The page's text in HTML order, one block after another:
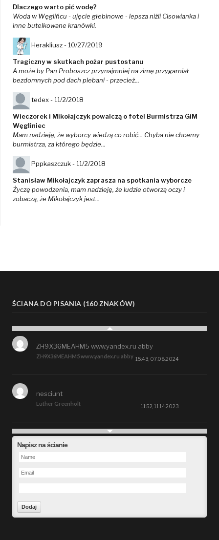
Dlaczego warto pić wodę?
Woda w Węglińcu - ujęcie głebinowe - lepsza niżli Cisowianka i
inne butelkowane kranówki.
Herakliusz - 10/27/2019
Tragiczny w skutkach pożar pustostanu
A może by Pan Proboszcz przynajmniej na zimę przygarniał
bezdomnych pod dach plebani - przecież...
tedex - 11/2/2018
Wieczorek i Mikołajczyk powalczą o fotel Burmistrza GiM
Węgliniec
Mam nadzieję, że wyborcy wiedzą co robić... Chyba nie chcemy
burmistrza, za którego będzie...
Pppkaszczuk - 11/2/2018
Stanisław Mikołajczyk zaprasza na spotkania wyborcze
Życzę powodzenia, mam nadzieję, że ludzie otworzą oczy i
zobaczą, że Mikołajczyk jest...
ŚCIANA DO PISANIA (160 ZNAKÓW)
ZH9X36MEAHM5 www.yandex.ru abby
ZH9X36MEAHM5 www.yandex.ru abby
15:43, 07.08.2024
Luther Greenholt
nesciunt
11:52, 11.14.2023
Future
Napisz na ścianie